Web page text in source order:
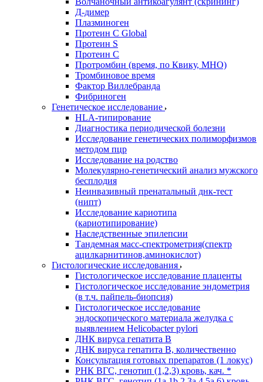
Д-димер
Плазминоген
Протеин C Global
Протеин S
Протеин С
Протромбин (время, по Квику, МНО)
Тромбиновое время
Фактор Виллебранда
Фибриноген
Генетическое исследование
HLA-типирование
Диагностика периодической болезни
Исследование генетических полиморфизмов
методом пцр
Исследование на родство
Молекулярно-генетический анализ мужского
бесплодия
Неинвазивный пренатальный днк-тест
(нипт)
Исследование кариотипа
(кариотипирование)
Наследственные эпилепсии
Тандемная масс-спектрометрия(спектр
ацилкарнитинов,аминокислот)
Гистологические исследования
Гистологическое исследование плаценты
Гистологическое исследование эндометрия
(в т.ч. пайпель-биопсия)
Гистологическое исследование
эндоскопического материала желудка с
выявлением Helicobacter pylori
ДНК вируса гепатита B
ДНК вируса гепатита B, количественно
Консультация готовых препаратов (1 локус)
РНК ВГC, генотип (1,2,3) кровь, кач. *